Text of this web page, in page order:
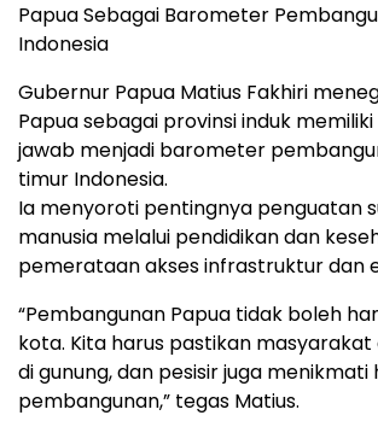
Papua Sebagai Barometer
Indonesia
Gubernur Papua Matius Fakhiri
Papua sebagai provinsi induk
jawab menjadi barometer
timur Indonesia.
Ia menyoroti pentingnya penguatan
manusia melalui pendidikan dan
pemerataan akses infrastruktur dan
“Pembangunan Papua tidak boleh
kota. Kita harus pastikan
di gunung, dan pesisir juga menikmati
pembangunan,” tegas Matius.